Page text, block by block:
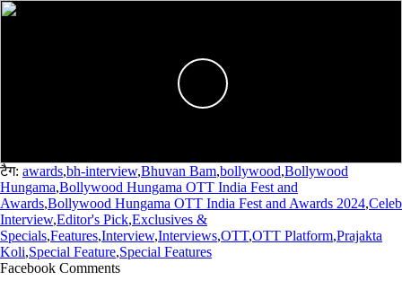
टैग: awards,bh-interview,Bhuvan Bam,bollywood,Bollywood
Hungama,Bollywood Hungama OTT India Fest and
Awards,Bollywood Hungama OTT India Fest and Awards 2024,Celeb
Interview,Editor's Pick,Exclusives &
Specials,Features,Interview,Interviews,OTT,OTT Platform,Prajakta
Koli,Special Feature,Special Features
Facebook Comments